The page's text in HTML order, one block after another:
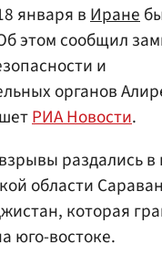
января вИране
этом сообщил
и
органов
РИА Новости.
раздались в
области
которая
юго-востоке.